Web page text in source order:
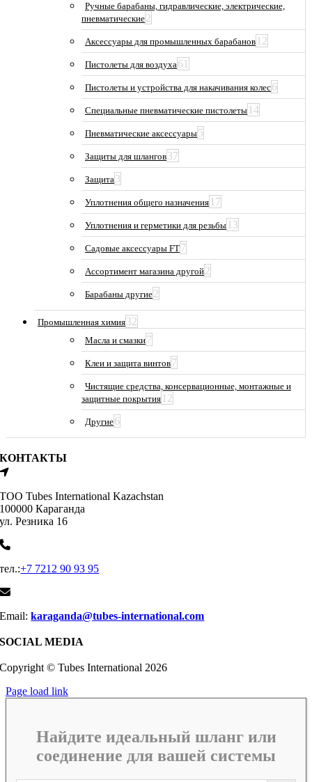
Ручные барабаны, гидравлические, электрические,
пневматические2
Аксессуары для промышленных барабанов 12
Пистолеты для воздуха61
Пистолеты и устройства для накачивания колес6
Специальные пневматические пистолеты 14
Пневматические аксессуары5
Защиты для шлангов37
Защита3
Уплотнения общего назначения 17
Уплотнения и герметики для резьбы 13
Садовые аксессуары FT7
Ассортимент магазина другой2
Барабаны другие2
Промышленная химия32
Масла и смазки7
Клеи и защита винтов7
Чистящие средства, консервационные, монтажные и
защитные покрытия 12
Другие6
КОНТАКТЫ
ТОО Tubes International Kazachstan
100000 Караганда
ул. Резника 16
тел.:+7 7212 90 93 95
Email:karaganda@tubes-international.com
SOCIAL MEDIA
Copyright © Tubes International 2026
Page load link
Найдите идеальный шланг или
соединение для вашей системы